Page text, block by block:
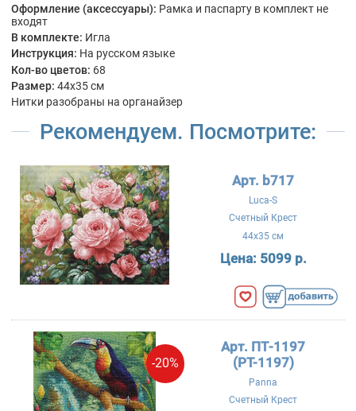
Оформление (аксессуары): Рамка и паспарту в комплект не
входят
В комплекте: Игла
Инструкция: На русском языке
Кол-во цветов: 68
Размер: 44x35 см
Нитки разобраны на органайзер
Рекомендуем. Посмотрите:
Арт. b717
Luca-S
Счетный Крест
44x35 см
Цена: 5099 р.
-20%
Арт. ПТ-1197
(PT-1197)
Panna
Счетный Крест